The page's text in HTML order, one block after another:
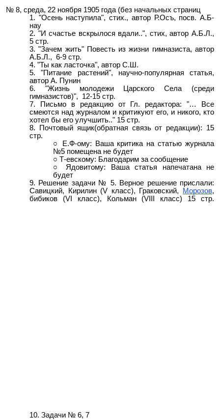
№ 8, среда, 22 ноября 1905 года (без начальных страниц
"Осень наступила", стих., автор Р.Осъ, посв. А.Б-
нау
"И счастье вскрылося вдали..", стих, автор А.Б.Л.,
5 стр.
"Зачем жить" Повесть из жизни гимназиста, автор
А.Б.Л., 6-9 стр.
"Ты как ласточка", автор С.Ш.
"Питание растений", научно-популярная статья,
автор А. Пунин
"Жизнь молодежи Царского Села (среди
гимназистов)", 12-15 стр.
Письмо в редакцию от Гл. редактора: "… Все
смеются над журналом и критикуют его, и никого, кто
хотел бы его улучшить.." 15 стр.
Почтовый ящик(обратная связь от редакции): 15
стр.
Е.Ф-ому: Ваша критика на статью журнала
№5 помещена не будет
Т-евскому: Благодарим за сообщение
Ядовитому: Ваша статья напечатана не
будет
Решение задачи № 5. Верное решение прислали:
Савицкий, Кирилин (V класс), Граковский,
Морозов,
бибиков (VI класс), Кольман (VIII класс) 15 стр.
Задачи № 6, 7